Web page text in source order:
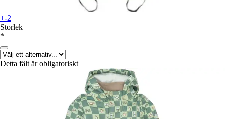
+-2
Storlek
*
Detta fält är obligatoriskt